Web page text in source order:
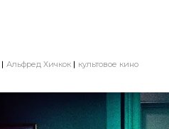
Альфред Хичкок культовое кино